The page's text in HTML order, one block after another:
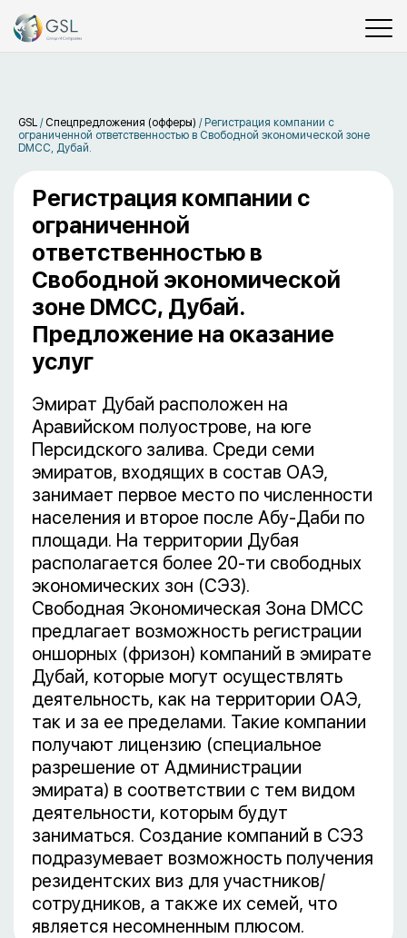
GSL / Спецпредложения (офферы) / Регистрация компании c
ограниченной ответственностью в Свободной экономической зоне
DMCC, Дубай.
Регистрация компании c
ограниченной
ответственностью в
Свободной экономической
зоне DMCC, Дубай.
Предложение на оказание
услуг
Эмират Дубай расположен на
Аравийском полуострове, на юге
Персидского залива. Среди семи
эмиратов, входящих в состав ОАЭ,
занимает первое место по численности
населения и второе после Абу-Даби по
площади. На территории Дубая
располагается более 20-ти свободных
экономических зон (СЭЗ).
Свободная Экономическая Зона DMCC
предлагает возможность регистрации
оншорных (фризон) компаний в эмирате
Дубай, которые могут осуществлять
деятельность, как на территории ОАЭ,
так и за ее пределами. Такие компании
получают лицензию (специальное
разрешение от Администрации
эмирата) в соответствии с тем видом
деятельности, которым будут
заниматься. Создание компаний в СЭЗ
подразумевает возможность получения
резидентских виз для участников/
сотрудников, а также их семей, что
является несомненным плюсом.